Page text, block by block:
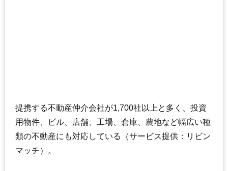
提携する不動産仲介会社が1,700社以上と多く、投資
用物件、ビル、店舗、工場、倉庫、農地など幅広い種
類の不動産にも対応している（サービス提供：リビン
マッチ）。